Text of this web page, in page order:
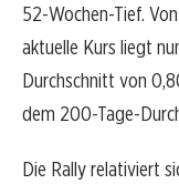
52-Wochen-Tief.
aktuelle Kurs liegt
Durchschnitt von
dem 200-Tage-
Die Rally relativiert